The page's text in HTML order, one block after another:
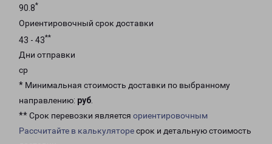
90.8*
Ориентировочный срок доставки
43 - 43**
Дни отправки
ср
* Минимальная стоимость доставки по выбранному
направлению: руб.
** Срок перевозки является ориентировочным
Рассчитайте в калькуляторесрок и детальную стоимость